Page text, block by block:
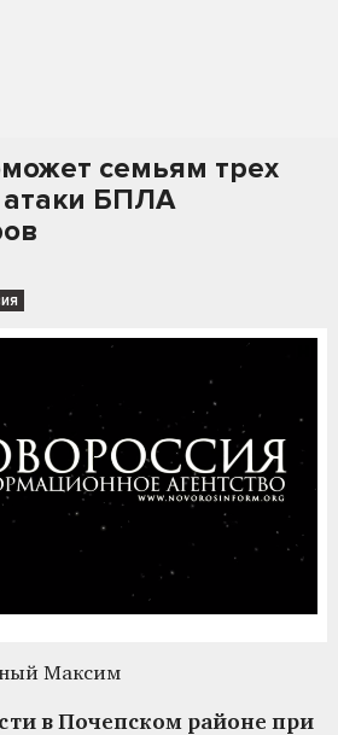
семьям трех
атаки БПЛА
Максим
в Почепском районе при